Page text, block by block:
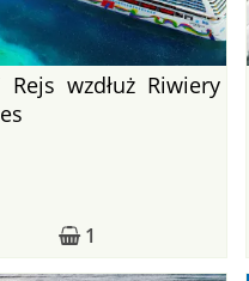
wzdłuż Riwiery
1